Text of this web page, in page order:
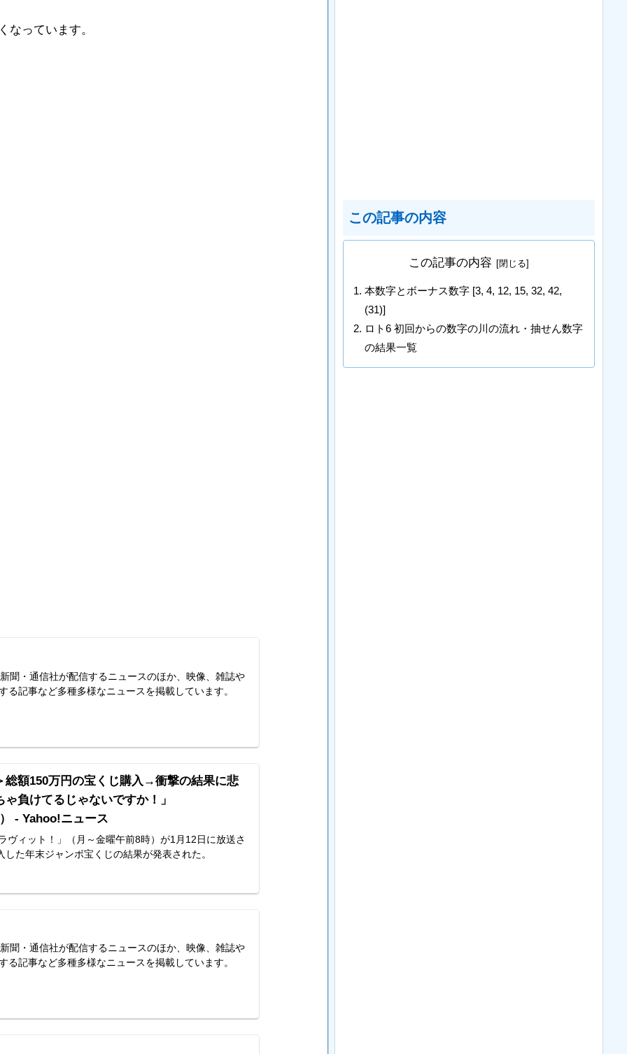
なっています。
聞・通信社が配信するニュースのほか、映像、雑誌や
る記事など多種多様なニュースを掲載しています。
総額150万円の宝くじ購入→衝撃の結果に悲
負けてるじゃないですか！」
- Yahoo!ニュース
ヴィット！」（月～金曜午前8時）が1月12日に放送さ
た年末ジャンボ宝くじの結果が発表された。
聞・通信社が配信するニュースのほか、映像、雑誌や
る記事など多種多様なニュースを掲載しています。
この記事の内容
この記事の内容
本数字とボーナス数字 [3, 4, 12, 15, 32, 42,
(31)]
ロト6 初回からの数字の川の流れ・抽せん数字
の結果一覧